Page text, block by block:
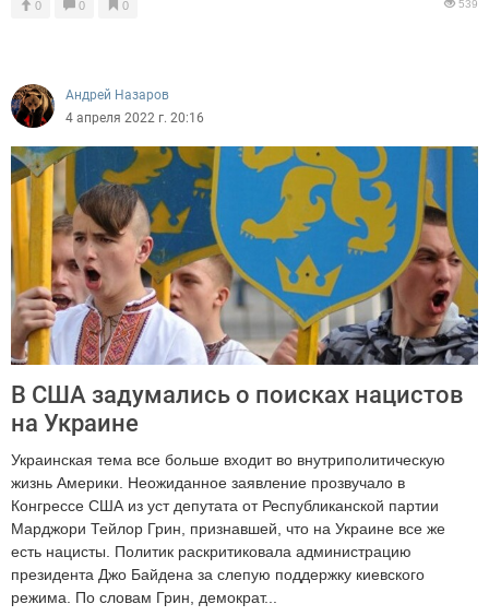
0 0 0 539
Андрей Назаров
4 апреля 2022 г. 20:16
В США задумались о поисках нацистов
на Украине
Украинская тема все больше входит во внутриполитическую
жизнь Америки. Неожиданное заявление прозвучало в
Конгрессе США из уст депутата от Республиканской партии
Марджори Тейлор Грин, признавшей, что на Украине все же
есть нацисты. Политик раскритиковала администрацию
президента Джо Байдена за слепую поддержку киевского
режима. По словам Грин, демократ...